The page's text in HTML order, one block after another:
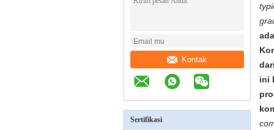
Kontak
Sertifikasi
ini